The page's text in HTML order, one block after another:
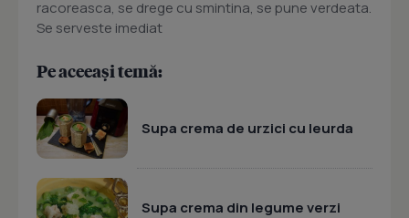
racoreasca, se drege cu smintina, se pune verdeata.
Se serveste imediat
Pe aceeași temă:
Supa crema de urzici cu leurda
Supa crema din legume verzi